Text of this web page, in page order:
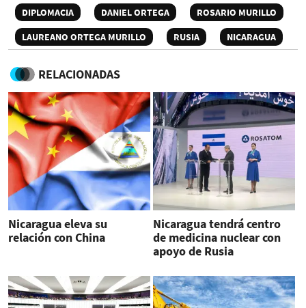
DIPLOMACIA
DANIEL ORTEGA
ROSARIO MURILLO
LAUREANO ORTEGA MURILLO
RUSIA NICARAGUA
RELACIONADAS
Nicaragua eleva su
relación con China
Nicaragua tendrá centro
de medicina nuclear con
apoyo de Rusia